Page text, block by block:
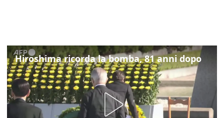
Hiroshima ricorda la bomba, 81 anni dopo